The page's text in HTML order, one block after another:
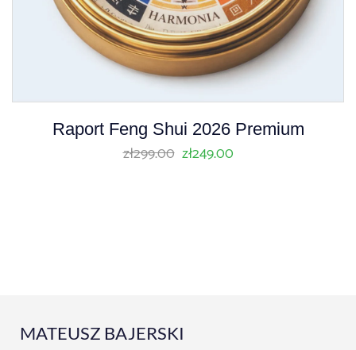
Raport Feng Shui 2026 Premium
zł299.00 zł249.00
MATEUSZ BAJERSKI